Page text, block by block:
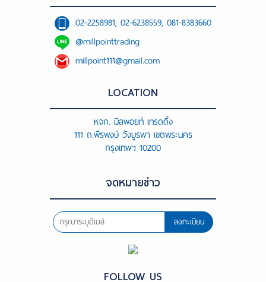
02-2258981, 02-6238559, 081-8383660
@millpointtrading
millpoint111@gmail.com
LOCATION
หจก. มิลพอยท์ เทรดดิ้ง
111 ถ.พีรพงษ์ วังบูรพา เขตพระนคร
กรุงเทพฯ 10200
จดหมายข่าว
ลงทะเบียน
FOLLOW US